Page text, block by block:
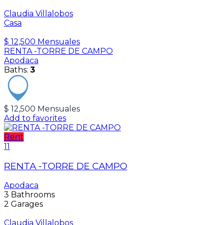
Claudia Villalobos
Casa
$ 12,500 Mensuales
RENTA -TORRE DE CAMPO
Apodaca
Baths: 3
$ 12,500 Mensuales
Add to favorites
Rent
11
RENTA -TORRE DE CAMPO
Apodaca
3 Bathrooms
2 Garages
Claudia Villalobos